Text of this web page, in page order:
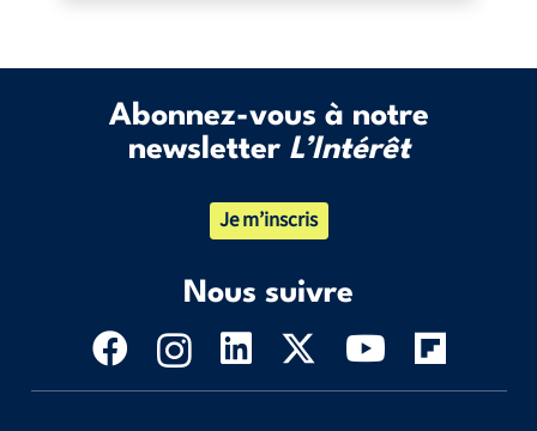
Abonnez-vous à notre
newsletter L’Intérêt
Je m’inscris
Nous suivre